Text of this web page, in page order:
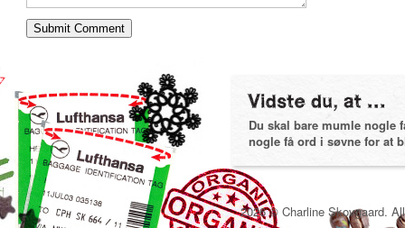
Du skal bare mumle nogle
nogle få ord i søvne for at
2026 © Charline Skovgaard.